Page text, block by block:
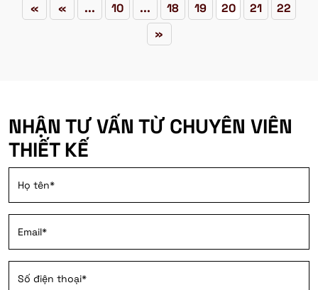
« « ... 10 ... 18 19 20 21
22
»
NHẬN TƯ VẤN TỪ CHUYÊN VIÊN
THIẾT KẾ